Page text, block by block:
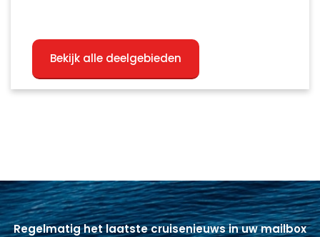
Bekijk alle deelgebieden
Regelmatig het laatste cruisenieuws in uw mailbox